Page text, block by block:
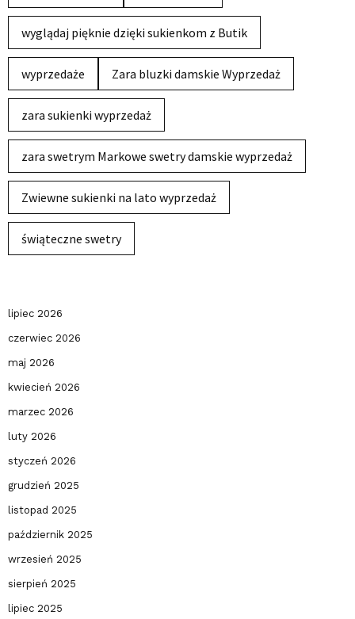
wyglądaj pięknie dzięki sukienkom z Butik
wyprzedaże Zara bluzki damskie Wyprzedaż
zara sukienki wyprzedaż
zara swetrym Markowe swetry damskie wyprzedaż
Zwiewne sukienki na lato wyprzedaż
świąteczne swetry
lipiec 2026
czerwiec 2026
maj 2026
kwiecień 2026
marzec 2026
luty 2026
styczeń 2026
grudzień 2025
listopad 2025
październik 2025
wrzesień 2025
sierpień 2025
lipiec 2025